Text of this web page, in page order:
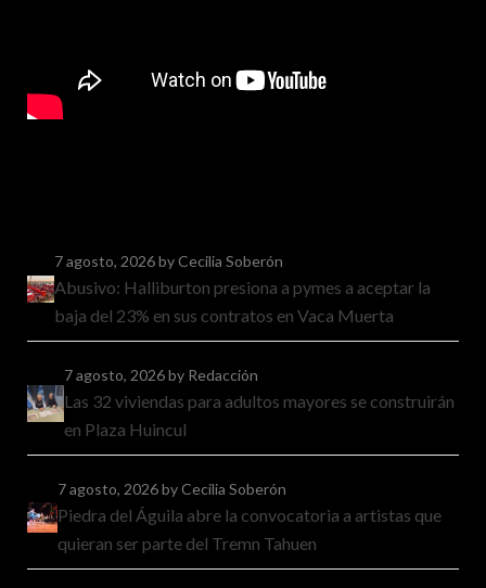
7 agosto, 2026by Cecilia Soberón
Abusivo: Halliburton presiona a pymes a aceptar la
baja del 23% en sus contratos en Vaca Muerta
7 agosto, 2026by Redacción
Las 32 viviendas para adultos mayores se construirán
en Plaza Huincul
7 agosto, 2026by Cecilia Soberón
Piedra del Águila abre la convocatoria a artistas que
quieran ser parte del Tremn Tahuen